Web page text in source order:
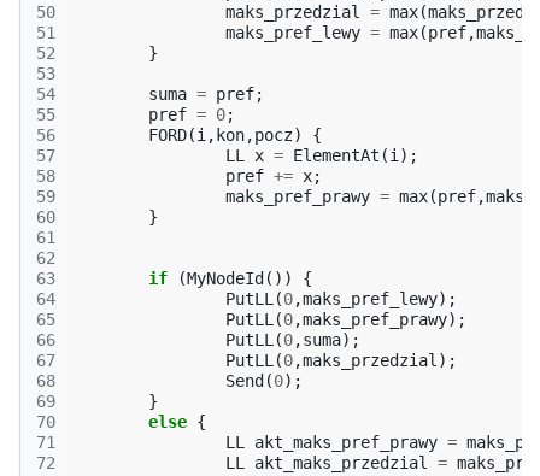
50
51
52
53
54
55
56
57
58
59
60
61
62
63
64
65
66
67
68
69
70
71
72
maks_przedzial
= max(
maks_pref_lewy = max(pref,
}
suma = pref;
pref = 0;
FORD(i , kon,pocz)
{
LL
x = ElementAt (i );
pref += x;
maks_pref_prawy = max(pref,
}
if (MyNodeId ())
{
PutLL (0,maks_pref_lewy);
PutLL (0,maks_pref_prawy);
PutLL (0,suma);
PutLL (0,maks_przedzial );
Send (0);
}
else {
LL
akt_maks_pref_prawy =
LL
akt_maks_przedzial =